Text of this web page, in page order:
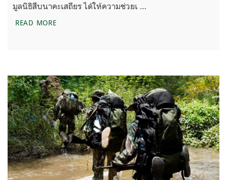
มูลนิธิสืบนาคะเสถียร ได้ให้ความช่วยเ …
READ MOREรายงานการช่วยเหลือผู้พิทักษ์ป่ากรณีบาดเจ็บ-เสียชีวิ